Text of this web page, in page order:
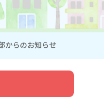
からのお知らせ